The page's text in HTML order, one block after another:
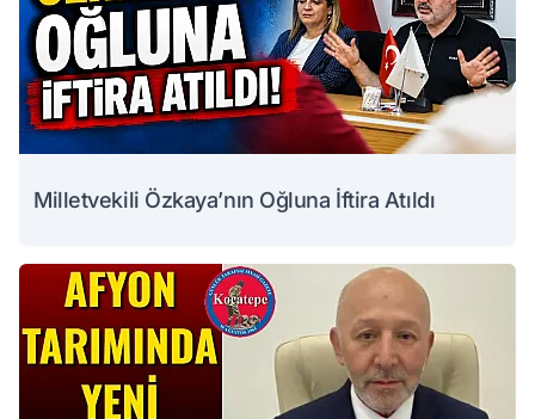
Milletvekili Özkaya’nın Oğluna İftira Atıldı